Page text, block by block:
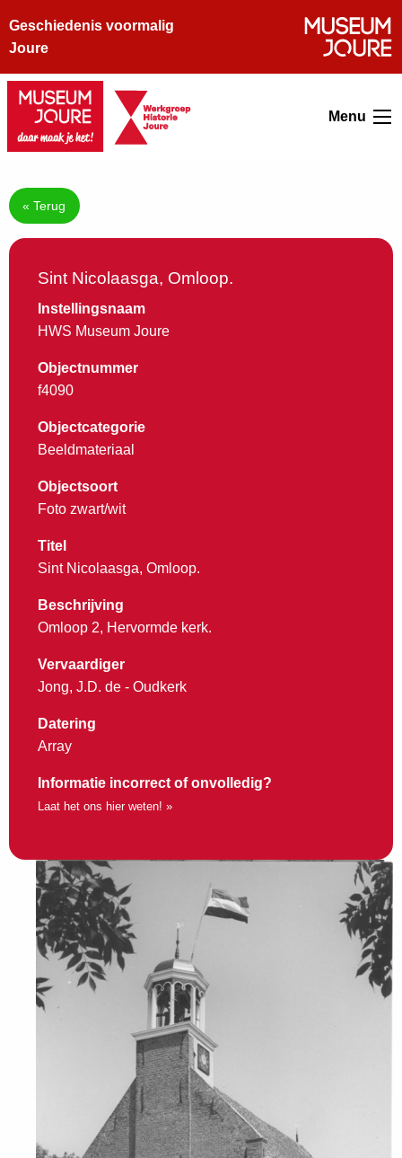
Geschiedenis voormalig
Joure
Menu
« Terug
Sint Nicolaasga, Omloop.
Instellingsnaam
HWS Museum Joure
Objectnummer
f4090
Objectcategorie
Beeldmateriaal
Objectsoort
Foto zwart/wit
Titel
Sint Nicolaasga, Omloop.
Beschrijving
Omloop 2, Hervormde kerk.
Vervaardiger
Jong, J.D. de - Oudkerk
Datering
Array
Informatie incorrect of onvolledig?
Laat het ons hier weten! »